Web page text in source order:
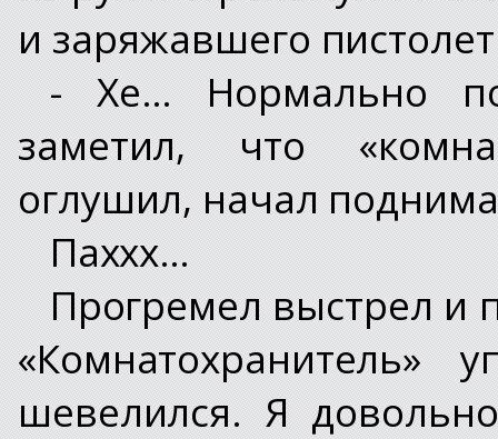
и заряжавшего
- Хе… Нормально
заметил, что
оглушил, начал
Паххх…
Прогремел выстрел и
шевелился. Я